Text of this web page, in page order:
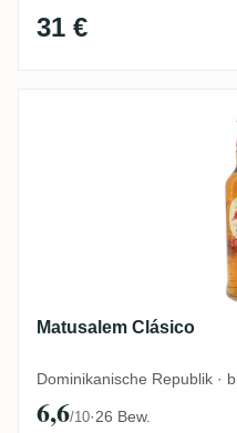
31 €
Matusalem
Matusalem Clásico
Dominikanische Republik ·
6,6/10·26 Bew.